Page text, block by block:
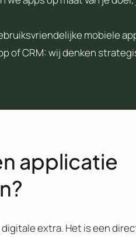
mobiele
of CRM: wij denken
applicatie
digitale extra. Het is een